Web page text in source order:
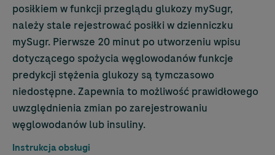
posiłkiem w funkcji przeglądu glukozy mySugr,
należy stale rejestrować posiłki w dzienniczku
mySugr. Pierwsze 20 minut po utworzeniu wpisu
dotyczącego spożycia węglowodanów funkcje
predykcji stężenia glukozy są tymczasowo
niedostępne. Zapewnia to możliwość prawidłowego
uwzględnienia zmian po zarejestrowaniu
węglowodanów lub insuliny.
Instrukcja obsługi